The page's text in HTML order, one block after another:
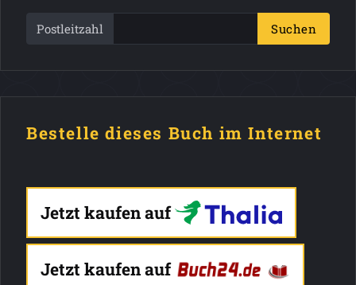
Postleitzahl Suchen
Bestelle dieses Buch im Internet
Jetzt kaufen auf
Jetzt kaufen auf